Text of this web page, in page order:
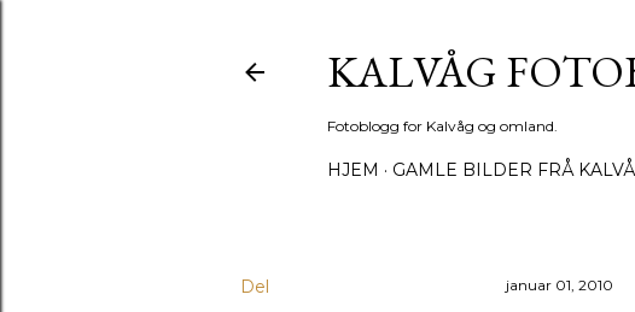
KALVÅG
Fotoblogg for Kalvåg og omland.
HJEM GAMLE BILDER FRÅ
Del januar 01, 2010